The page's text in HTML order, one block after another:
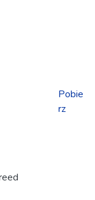
Pobie
rz